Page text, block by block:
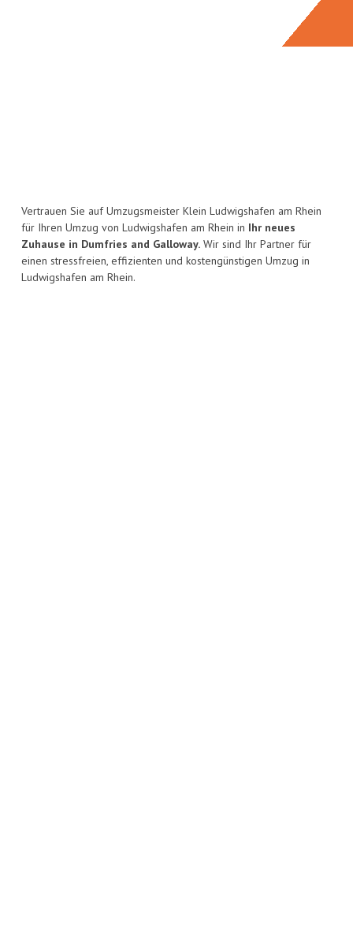
Vertrauen Sie auf Umzugsmeister Klein Ludwigshafen am Rhein
für Ihren Umzug von Ludwigshafen am Rhein in Ihr neues
Zuhause in Dumfries and Galloway. Wir sind Ihr Partner für
einen stressfreien, effizienten und kostengünstigen Umzug in
Ludwigshafen am Rhein.